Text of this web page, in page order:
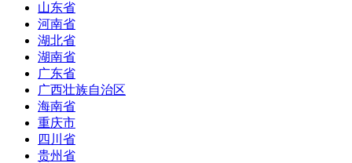
山东省
河南省
湖北省
湖南省
广东省
广西壮族自治区
海南省
重庆市
四川省
贵州省